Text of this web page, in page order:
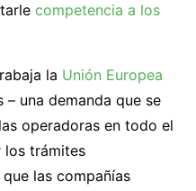
competencia a los
la Unión Europea
una demanda que se
operadoras en todo el
los trámites
las compañías